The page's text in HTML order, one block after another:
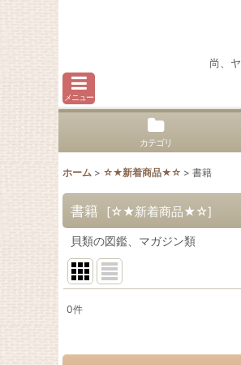
尚、
メニュー
カテゴリ
ホーム > ☆★新着商品★☆ > 書籍
書籍 [☆★新着商品★☆]
貝類の図鑑、マガジン類
0件